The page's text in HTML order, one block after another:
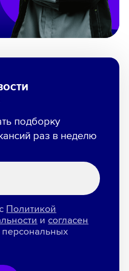
подборку
раз в неделю
Политикой
и согласен
персональных